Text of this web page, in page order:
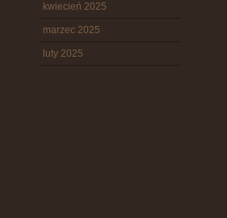
kwiecień 2025
marzec 2025
luty 2025